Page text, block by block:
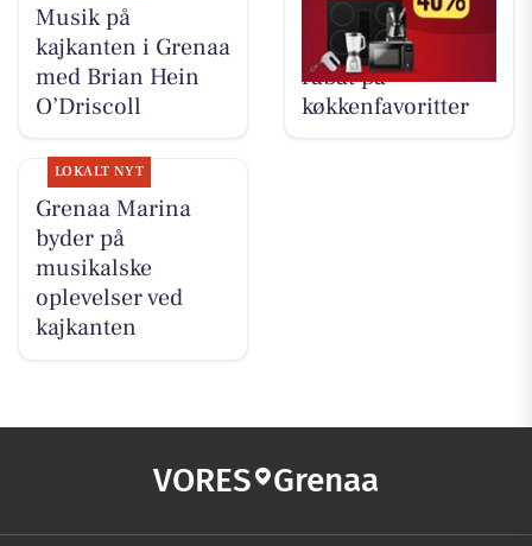
Musik på
kajkanten i Grenaa
med Brian Hein
O’Driscoll
Skousen Grenaa
tilbyder op til 40%
rabat på
køkkenfavoritter
LOKALT NYT
Grenaa Marina
byder på
musikalske
oplevelser ved
kajkanten
VORES Grenaa